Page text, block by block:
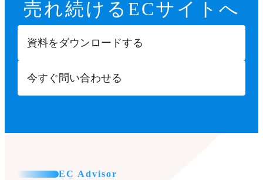
売れ続ける ECサイトへ
資料をダウンロードする
今すぐ問い合わせる
EC Advisor